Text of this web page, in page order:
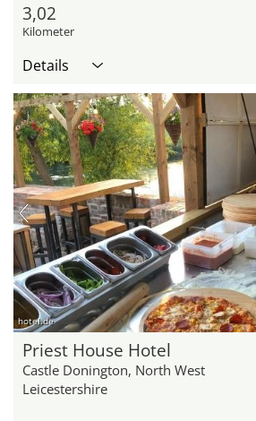
3,02
Kilometer
Details
hotel.de
Priest House Hotel
Castle Donington, North West
Leicestershire